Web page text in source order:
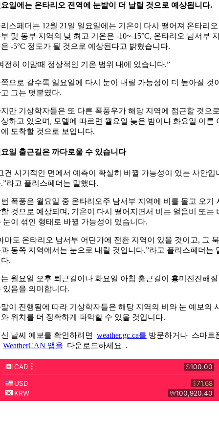
일에는 온타리오 전역에 눈발이 더 날릴 것으로 예상됩니다.
스페더는 12월 21일 일요일에는 기온이 다시 떨어져 온타리오
및 동부 지역의 낮 최고 기온은 -10~-15°C, 온타리오 남서부
-5°C 정도가 될 것으로 예상된다고 밝혔습니다.
전히 이맘때 정상적인 기온 범위 내에 있습니다.”
으로 갈수록 일요일에 다시 눈이 내릴 가능성이 더 높아질 것
그는 덧붙였다.
만 기상학자들은 또 다른 폭풍우가 해당 지역에 접근할 것으
하고 있으며, 모델에 따르면 월요일 늦은 밤이나 화요일 이른
도착할 것으로 보입니다.
일 출근길은 까다로울 수 있습니다
건 시기적인 면에서 예측이 확실히 바뀔 가능성이 있는 사안입
라고 플리스페더는 말했다.
폭풍은 월요일 중 온타리오주 남서부 지역에 비를 몰고 오기
것으로 예상되며, 기온이 다시 떨어지면서 비는 얼음비 또는
눈이 섞인 형태로 바뀔 가능성이 있습니다.
마도 온타리오 남서부 어딘가에 전환 지역이 있을 것이고, 그 북
동쪽 지역에서는 눈으로 내릴 것입니다.”라고 플리스페더는
.
월요일 오후 퇴근길이나 화요일 아침 출근길이 흥미진진해질
있음을 의미합니다.
이 진행됨에 따라 기상학자들은 해당 지역의 비와 눈 예보의
위치를 더 정확하게 파악할 수 있을 것입니다.
날씨 예보를 확인하려면 weather.gc.ca를 방문하거나 스마트
WeatherCAN 앱을 다운로드하세요 .